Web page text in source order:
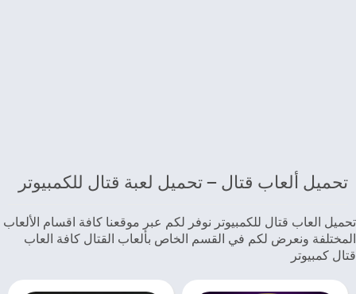
تحميل ألعاب قتال – تحميل لعبة قتال للكمبيوتر
تحميل العاب قتال للكمبيوتر نوفر لكم عبر موقعنا كافة اقسام الألعاب
المختلفة ونعرض لكم في القسم الخاص بألعاب القتال كافة العاب
قتال كمبيوتر